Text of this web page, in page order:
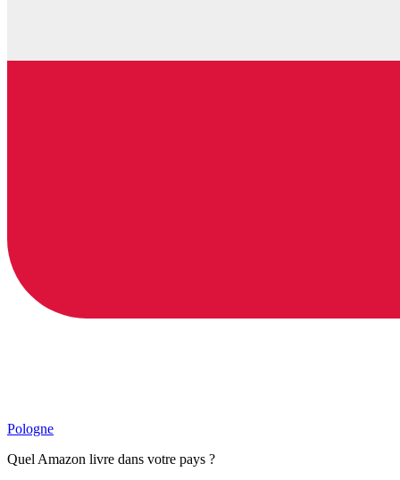
Pologne
Quel Amazon livre dans votre pays ?